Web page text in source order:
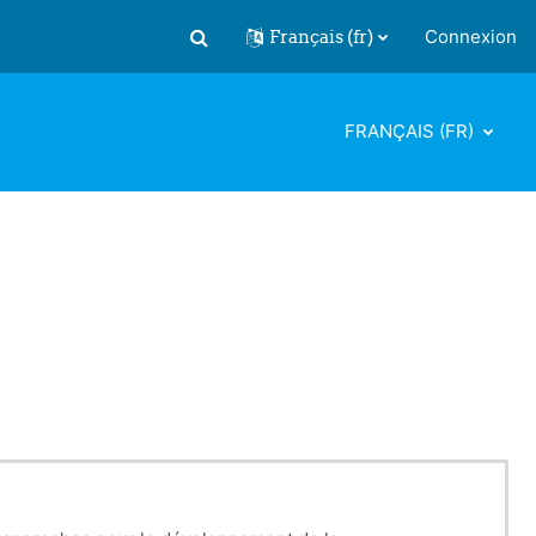
Activer/désactiver la saisie de
Français ‎(fr)‎ Connexion
FRANÇAIS ‎(FR)‎